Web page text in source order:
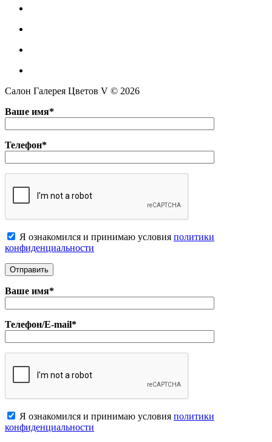
Салон Галерея Цветов V © 2026
Ваше имя*
Телефон*
Я ознакомился и принимаю условия политики
конфиденциальноcти
Ваше имя*
Телефон/E-mail*
Я ознакомился и принимаю условия политики
конфиденциальноcти